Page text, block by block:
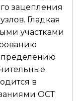
зацепления
Гладкая
участками
в
ОСТ